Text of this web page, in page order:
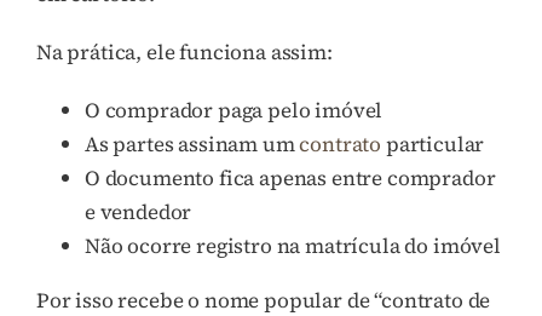
Na prática, ele funciona assim:
O comprador paga pelo imóvel
As partes assinam umcontrato particular
O documento fica apenas entre comprador
e vendedor
Não ocorre registro na matrícula do imóvel
Por isso recebe o nome popular de “contrato de